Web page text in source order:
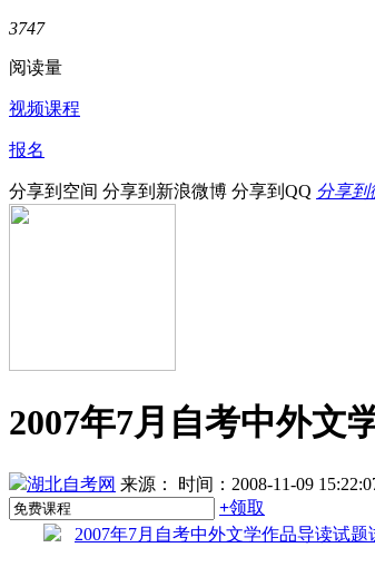
3747
阅读量
视频课程
报名
分享到空间 分享到新浪微博 分享到QQ 分享到
2007年7月自考中外文
湖北自考网 来源：
时间：2008-11-09
+领取
2007年7月自考中外文学作品导读试题